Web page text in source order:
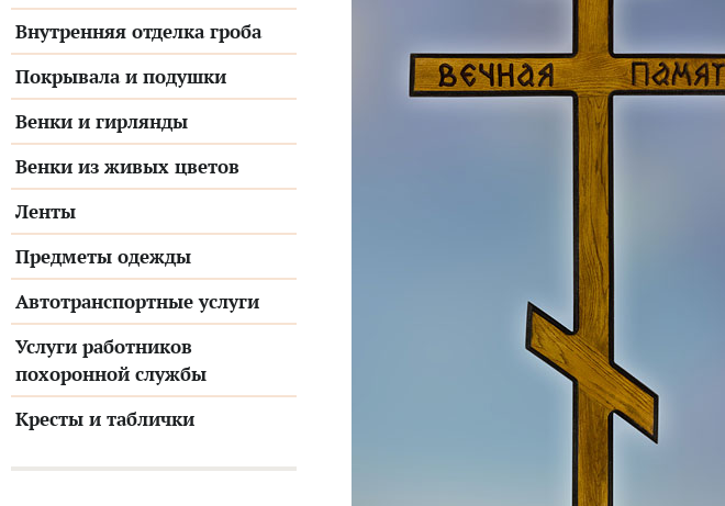
Внутренняя отделка гроба
Покрывала и подушки
Венки и гирлянды
Венки из живых цветов
Ленты
Предметы одежды
Автотранспортные услуги
Услуги работников
похоронной службы
Кресты и таблички